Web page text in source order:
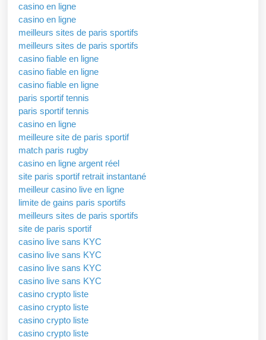
casino en ligne
casino en ligne
meilleurs sites de paris sportifs
meilleurs sites de paris sportifs
casino fiable en ligne
casino fiable en ligne
casino fiable en ligne
paris sportif tennis
paris sportif tennis
casino en ligne
meilleure site de paris sportif
match paris rugby
casino en ligne argent réel
site paris sportif retrait instantané
meilleur casino live en ligne
limite de gains paris sportifs
meilleurs sites de paris sportifs
site de paris sportif
casino live sans KYC
casino live sans KYC
casino live sans KYC
casino live sans KYC
casino crypto liste
casino crypto liste
casino crypto liste
casino crypto liste